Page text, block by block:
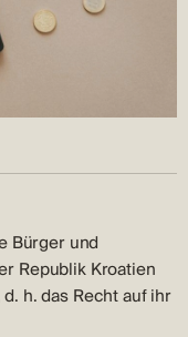
Bürger und
Republik Kroatien
h. das Recht auf ihr